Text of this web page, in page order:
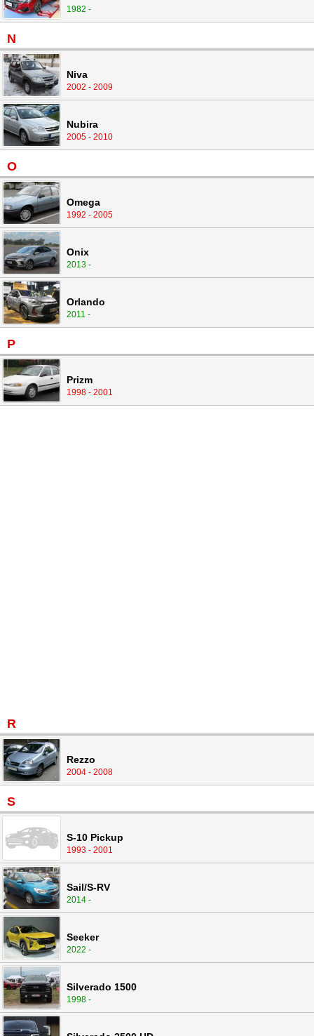
1982 -
N
Niva
2002 - 2009
Nubira
2005 - 2010
O
Omega
1992 - 2005
Onix
2013 -
Orlando
2011 -
P
Prizm
1998 - 2001
R
Rezzo
2004 - 2008
S
S-10 Pickup
1993 - 2001
Sail/S-RV
2014 -
Seeker
2022 -
Silverado 1500
1998 -